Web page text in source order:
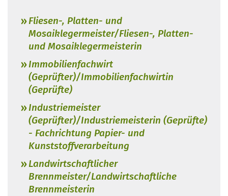
Fliesen-, Platten- und
Mosaiklegermeister/Fliesen-, Platten-
und Mosaiklegermeisterin
Immobilienfachwirt
(Geprüfter)/Immobilienfachwirtin
(Geprüfte)
Industriemeister
(Geprüfter)/Industriemeisterin (Geprüfte)
- Fachrichtung Papier- und
Kunststoffverarbeitung
Landwirtschaftlicher
Brennmeister/Landwirtschaftliche
Brennmeisterin